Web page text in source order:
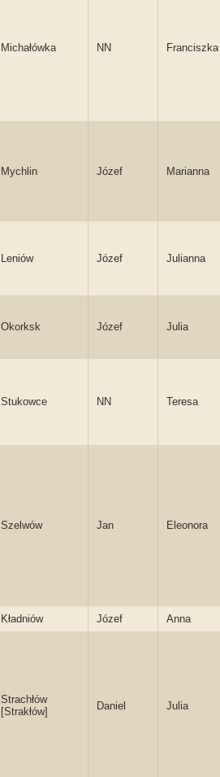
Michałówka NN Franciszka
Mychlin Józef Marianna
Leniów Józef Julianna
Okorksk Józef Julia
Stukowce NN Teresa
Szelwów Jan Eleonora
Kładniów Józef Anna
Strachłów
[Strakłów]
Daniel Julia